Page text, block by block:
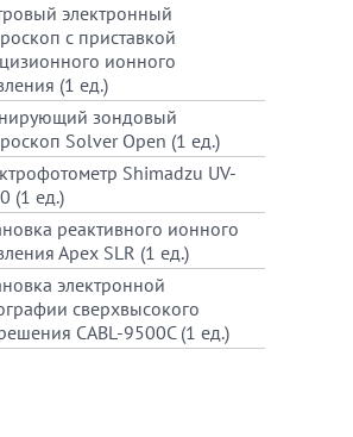
электронный
с приставкой
ионного
(1 ед.)
зондовый
Solver Open (1 ед.)
Shimadzu UV-
(1 ед.)
реактивного ионного
Арех SLR (1 ед.)
электронной
сверхвысокого
CABL-9500C (1 ед.)